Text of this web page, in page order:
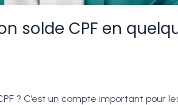
solde CPF en
? C’est un compte important pour